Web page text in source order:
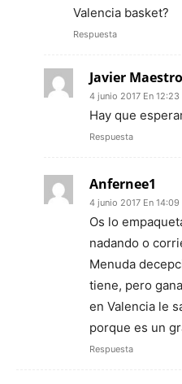
Valencia basket?
Respuesta
Javier Maestro
4 junio 2017 En 12:23
Hay que
Respuesta
Anfernee1
4 junio 2017 En 14:09
Os lo
nadando o
Menuda
tiene, pero
en Valencia le
porque es un
Respuesta